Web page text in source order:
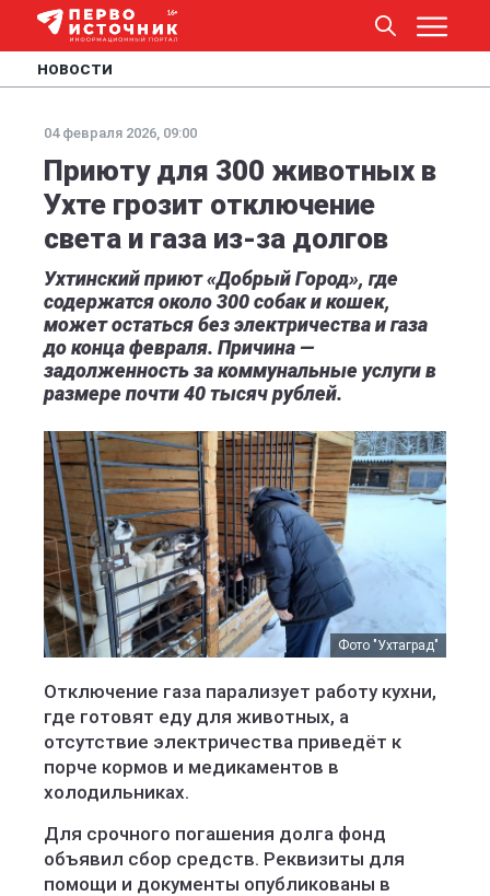
НОВОСТИ
04 февраля 2026, 09:00
Приюту для 300 животных в
Ухте грозит отключение
света и газа из-за долгов
Ухтинский приют «Добрый Город», где
содержатся около 300 собак и кошек,
может остаться без электричества и газа
до конца февраля. Причина —
задолженность за коммунальные услуги в
размере почти 40 тысяч рублей.
Фото "Ухтаград"
Отключение газа парализует работу кухни,
где готовят еду для животных, а
отсутствие электричества приведёт к
порче кормов и медикаментов в
холодильниках.
Для срочного погашения долга фонд
объявил сбор средств. Реквизиты для
помощи и документы опубликованы в